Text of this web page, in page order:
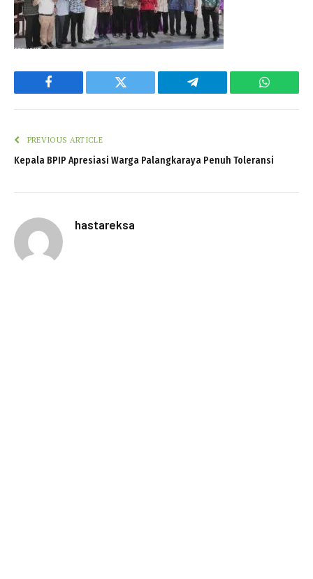
Facebook Twitter Telegram
PREVIOUS ARTICLE
Kepala BPIP Apresiasi Warga Palangkaraya Penuh Toleransi
hastareksa